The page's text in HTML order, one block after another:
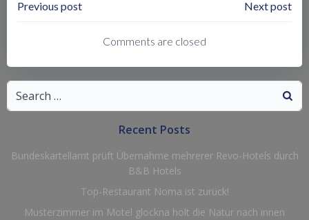
Post
Navigation
Previous post
Navigation
Next post
Comments are closed
Search
for:
Recent Posts
Bundeskartellamt prüft Übernahme mehrerer Revo-Hotels durch
B&B Hotels
Top-Restaurant Noma ist zurück!
Musterzimmer im Motel glockna holt die Natur nach innen